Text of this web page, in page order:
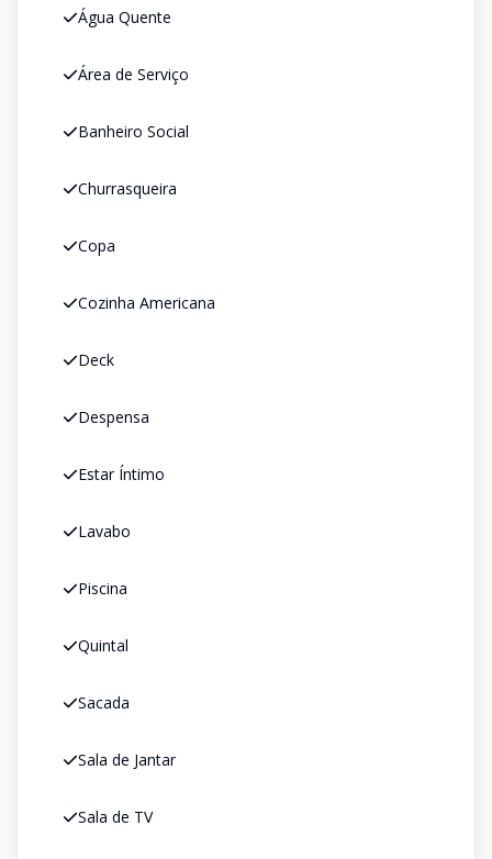
Água Quente
Área de Serviço
Banheiro Social
Churrasqueira
Copa
Cozinha Americana
Deck
Despensa
Estar Íntimo
Lavabo
Piscina
Quintal
Sacada
Sala de Jantar
Sala de TV